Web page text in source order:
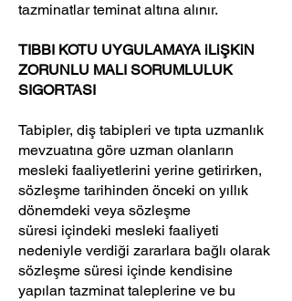
tazminatlar teminat altına alınır.
TIBBI KOTU UYGULAMAYA iLiŞKiN
ZORUNLU MALI SORUMLULUK
SIGORTASI
Tabipler, diş tabipleri ve tıpta uzmanlık
mevzuatına göre uzman olanların
mesleki faaliyetlerini yerine getirirken,
sözleşme tarihinden önceki on yıllık
dönemdeki veya sözleşme
süresi içindeki mesleki faaliyeti
nedeniyle verdiği zararlara bağlı olarak
sözleşme süresi içinde kendisine
yapılan tazminat taleplerine ve bu